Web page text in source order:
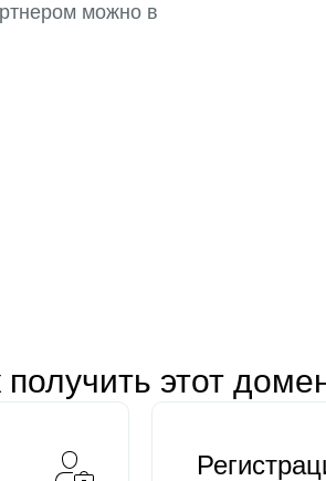
можно в
получить этот